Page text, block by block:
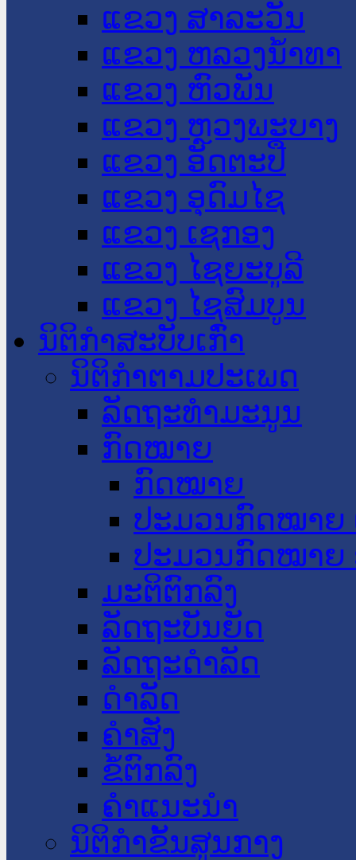
ແຂວງ ສາລະວັນ
ແຂວງ ຫລວງນໍ້າທາ
ແຂວງ ຫົວພັນ
ແຂວງ ຫຼວງພະບາງ
ແຂວງ ອັດຕະປື
ແຂວງ ອຸດົມໄຊ
ແຂວງ ເຊກອງ
ແຂວງ ໄຊຍະບູລີ
ແຂວງ ໄຊສົມບູນ
ນິຕິກໍາສະບັບເກົ່າ
ນິຕິກຳຕາມປະເພດ
ລັດຖະທໍາມະນູນ
ກົດໝາຍ
ກົດໝາຍ
ປະມວນກົດໝາຍ
ປະມວນກົດໝາຍ
ມະຕິຕົກລົງ
ລັດຖະບັນຍັດ
ລັດຖະດໍາລັດ
ດໍາລັດ
ຄໍາສັ່ງ
ຂໍ້ຕົກລົງ
ຄໍາແນະນໍາ
ນິຕິກໍາຂັ້ນສູນກາງ